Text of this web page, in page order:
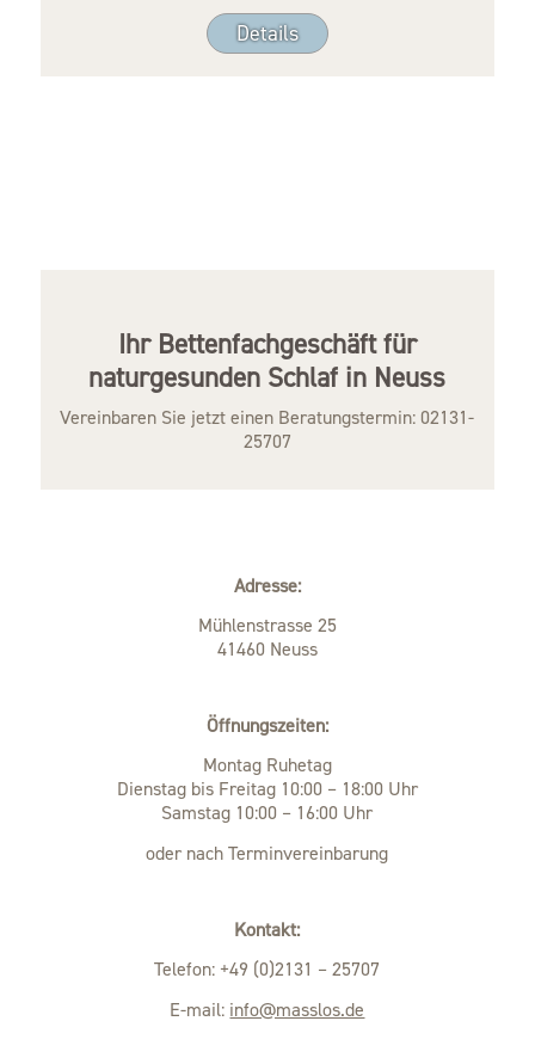
Details
Ihr Bettenfachgeschäft für
naturgesunden Schlaf in Neuss
Vereinbaren Sie jetzt einen Beratungstermin: 02131-
25707
Adresse:
Mühlenstrasse 25
41460 Neuss
Öffnungszeiten:
Montag Ruhetag
Dienstag bis Freitag 10:00 – 18:00 Uhr
Samstag 10:00 – 16:00 Uhr
oder nach Terminvereinbarung
Kontakt:
Telefon: +49 (0)2131 – 25707
E-mail: info@masslos.de